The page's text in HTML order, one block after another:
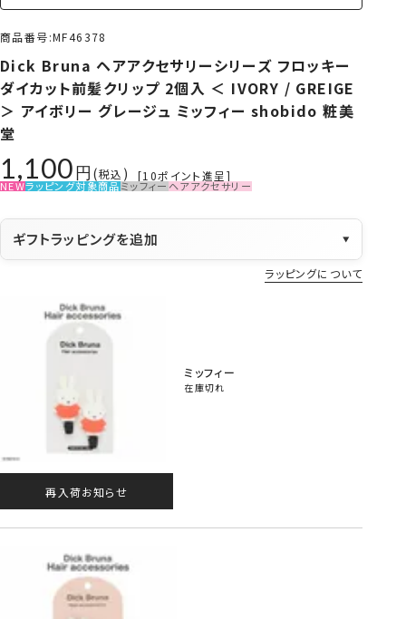
商品番号 MF46378
Dick Bruna ヘアアクセサリーシリーズ フロッキー
ダイカット前髪クリップ 2個入 ＜ IVORY / GREIGE
＞ アイボリー グレージュ ミッフィー shobido 粧美
堂
1,100 税込 [10ポイント進呈]
NEWラッピング対象商品ミッフィーヘアアクセサリー
ギフトラッピングを追加 ▼
ラッピングについて
ミッフィー
在庫切れ
再入荷お知らせ